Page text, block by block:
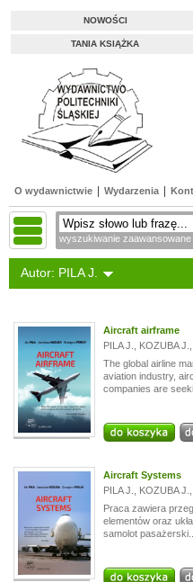
NOWOŚCI
TANIA KSIĄŻKA
O wydawnictwie Wydarzenia
wyszukiwanie zaawansowane
Autor: PILA J.
Aircraft airframe
PILA J.
KOZUBA J.
The global airline
aviation industry,
companies are
Aircraft Systems
PILA J.
KOZUBA J.
Praca zawiera
elementów oraz
samolot pasażerski....